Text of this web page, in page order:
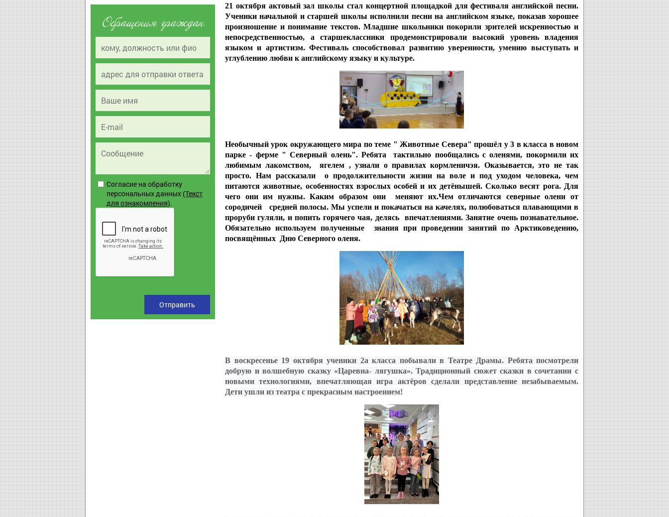
Обращения граждан
Согласие на обработку
персональных данных (Текст
для ознакомления).
21 октября актовый зал школы стал концертной площадкой для фестиваля английской песни.
Ученики начальной и старшей школы исполнили песни на английском языке, показав хорошее
произношение и понимание текстов. Младшие школьники покорили зрителей искренностью и
непосредственностью, а старшеклассники продемонстрировали высокий уровень владения
языком и артистизм. Фестиваль способствовал развитию уверенности, умению выступать и
углублению любви к английскому языку и культуре.
Необычный урок окружающего мира по теме " Животные Севера" прошёл у 3 в класса в новом
парке - ферме " Северный олень". Ребята тактильно пообщались с оленями, покормили их
любимым лакомством, ягелем , узнали о правилах кормленичэя. Оказывается, это не так
просто. Нам рассказали о продолжительности жизни на воле и под уходом человека, чем
питаются животные, особенностях взрослых особей и их детёнышей. Сколько весят рога. Для
чего они им нужны. Каким образом они меняют их.Чем отличаются северные олени от
сородичей средней полосы. Мы успели и покачаться на качелях, полюбоваться плавающими в
проруби гуляли, и попить горячего чая, делясь впечатлениями. Занятие очень познавательное.
Обязательно используем полученные знания при проведении занятий по Арктиковедению,
посвящённых Дню Северного оленя.
В воскресенье 19 октября ученики 2а класса побывали в Театре Драмы. Ребята посмотрели
добрую и волшебную сказку «Царевна- лягушка». Традиционный сюжет сказки в сочетании с
новыми технологиями, впечатляющая игра актёров сделали представление незабываемым.
Дети ушли из театра с прекрасным настроением!